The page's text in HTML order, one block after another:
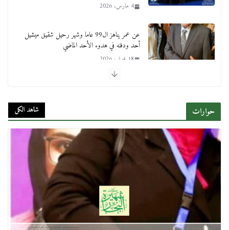
4 مارس، 2026
عن عمر يناهز ال99 عاما وشهر رحيل شقيق ميشيل
أحد ودفنه في هدوء الأحد الماضي
18 فبراير، 2026
لجنة النقل والمواصلات بمجلس النواب ترسم خارطة
طريق لتطوير المنظومة .. ومصيلحي يطالب بـ«لجان
نوعية متخصصة» وربط التمويل بالإنجاز.
ماذا تعرف عن القويري غير انه بتاع الشمعدان
والإعلانات ؟
حوارات شاهد الكل